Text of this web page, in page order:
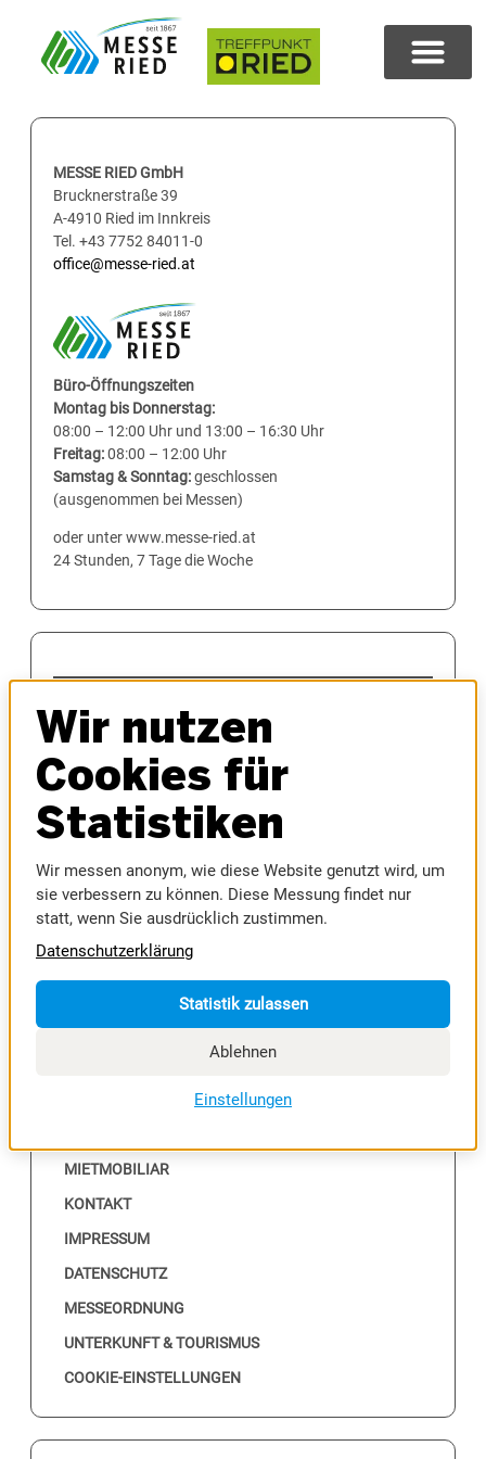
MESSE RIED GmbH
Brucknerstraße 39
A-4910 Ried im Innkreis
Tel. +43 7752 84011-0
office@messe-ried.at
Büro-Öffnungszeiten
Montag bis Donnerstag:
08:00 – 12:00 Uhr und 13:00 – 16:30 Uhr
Freitag:08:00 – 12:00 Uhr
Samstag & Sonntag:geschlossen
(ausgenommen bei Messen)
oder unter www.messe-ried.at
24 Stunden, 7 Tage die Woche
AUTOMESSE
MESSEFRÜHLING
HAUS & BAU
INNVIERTLER OKTOBERFEST
MODELLBAUMESSE
SPORTMESSE
RIEDER MESSE
RIEDER VOLKSFEST
MIETMOBILIAR
KONTAKT
IMPRESSUM
DATENSCHUTZ
MESSEORDNUNG
UNTERKUNFT & TOURISMUS
COOKIE-EINSTELLUNGEN
Wir nutzen
Cookies für
Statistiken
Wir messen anonym, wie diese Website genutzt wird, um
sie verbessern zu können. Diese Messung findet nur
statt, wenn Sie ausdrücklich zustimmen.
Datenschutzerklärung
Statistik zulassen
Ablehnen
Einstellungen